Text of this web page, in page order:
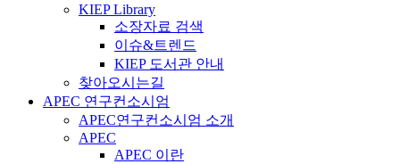
KIEP Library
소장자료 검색
이슈&트렌드
KIEP 도서관 안내
찾아오시는길
APEC 연구컨소시엄
APEC연구컨소시엄 소개
APEC
APEC 이란